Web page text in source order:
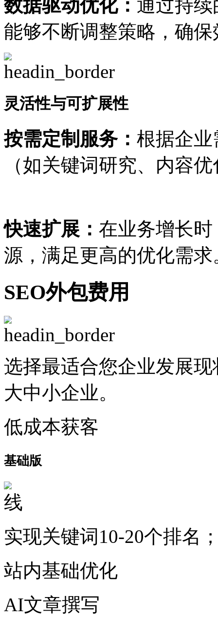
数据驱动优化： 通过持
能够不断调整策略，确
灵活性与可扩展性
按需定制服务： 根据企业
（如关键词研究、内容
快速扩展： 在业务增长
源，满足更高的优化需求
SEO外包费用
选择最适合您企业发展
大中小企业。
低成本获客
基础版
实现关键词10-20个排名
站内基础优化
AI文章撰写